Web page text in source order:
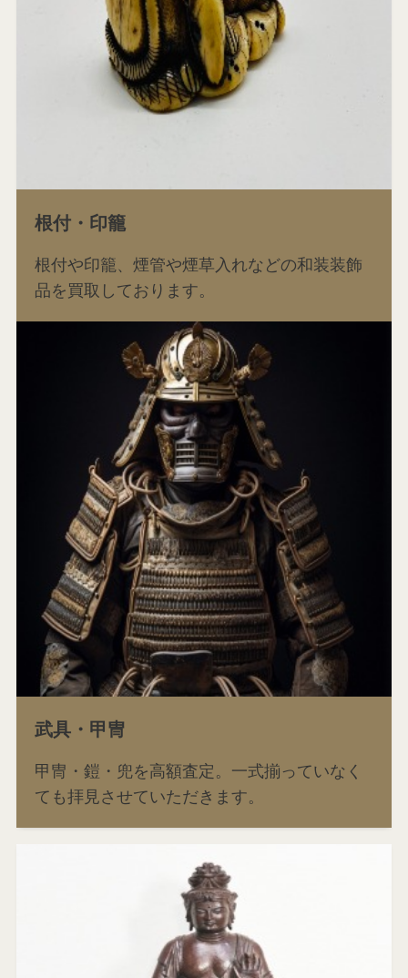
根付・印籠
根付や印籠、煙管や煙草入れなどの和装装飾
品を買取しております。
武具・甲冑
甲冑・鎧・兜を高額査定。一式揃っていなく
ても拝見させていただきます。